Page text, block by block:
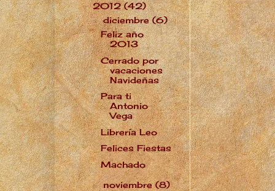
▼2012(42)
▼diciembre(6)
Feliz año
2013
Cerrado por
vacaciones
Navideñas
Para ti
Antonio
Vega
Librería Leo
Felices Fiestas
Machado
►noviembre(8)